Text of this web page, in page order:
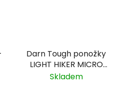
Darn Tough ponožky
LIGHT HIKER MICRO
CREW Lightweight
Skladem